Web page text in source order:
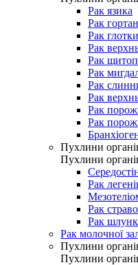
Рак язика
Рак
Рак
Рак
Рак
Рак
Рак
Рак
Рак
Рак
Пухлини
Пухлини
Рак
Рак
Рак
Рак молочної
Пухлини
Пухлини